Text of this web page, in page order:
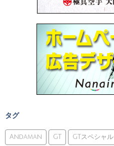
タグ
Andaman GT GTスペシャル